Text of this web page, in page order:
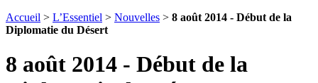
Accueil > L’Essentiel > Nouvelles > 8 août 2014 - Début de la
Diplomatie du Désert
8 août 2014 - Début de la